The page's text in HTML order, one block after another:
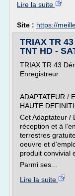
Lire la suite
Site : https://
TRIAX TR
TNT HD -
TRIAX TR 43
Enregistreur
ADAPTATEUR /
HAUTE
Cet Adaptateur /
réception et à
terrestres
oeuvre et
produit convivial
Parmi ses...
Lire la suite